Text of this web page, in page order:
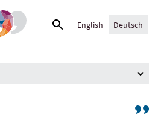
Suche
English Deutsch